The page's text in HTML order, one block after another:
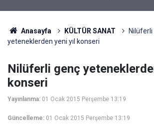
Anasayfa KÜLTÜR SANAT
Nilüferli
yeteneklerden yeni yıl konseri
Nilüferli genç
konseri
Yayınlanma: 01 Ocak 2015 Perşembe 13:19
Güncelleme: 01 Ocak 2015 Perşembe 13:19